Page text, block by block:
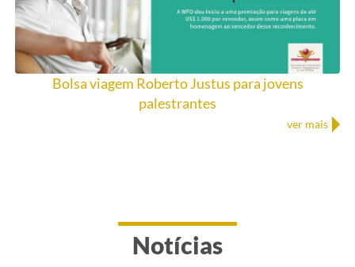
Bolsa viagem Roberto Justus para jovens
palestrantes
ver mais
Notícias